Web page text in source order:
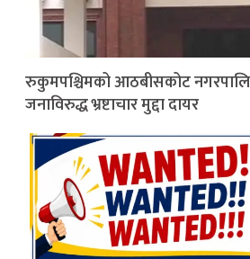
रुकुमपश्चिमको आठबीसकोट
जनाविरुद्ध भ्रष्टाचार मुद्दा दायर